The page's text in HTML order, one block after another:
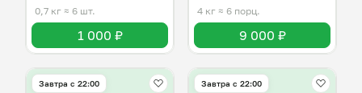
0,7 кг ≈ 6 шт.
1 000 ₽
4 кг ≈ 6 порц.
9 000 ₽
Завтра c 22:00 Завтра c 22:00